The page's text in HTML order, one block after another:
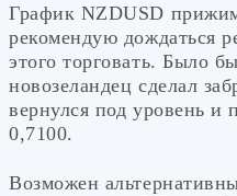
График NZDUSD
рекомендую дождаться
этого торговать. Было
новозеландец сделал
вернулся под уровень и
0,7100.
Возможен